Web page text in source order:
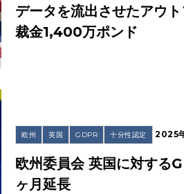
データを流出させたアウ
裁金1,400万ポンド
欧州 英国 GDPR 十分性認定 2025
欧州委員会 英国に対する
ヶ月延長